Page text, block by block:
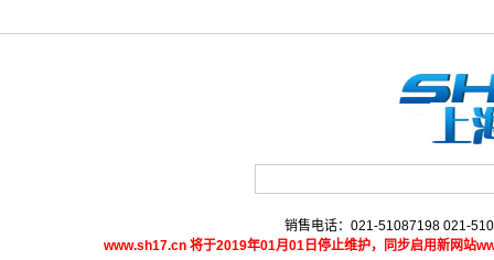
销售电话：021-51087198 021-
www.sh17.cn 将于2019年01月01日停止维护，同步启用新网站